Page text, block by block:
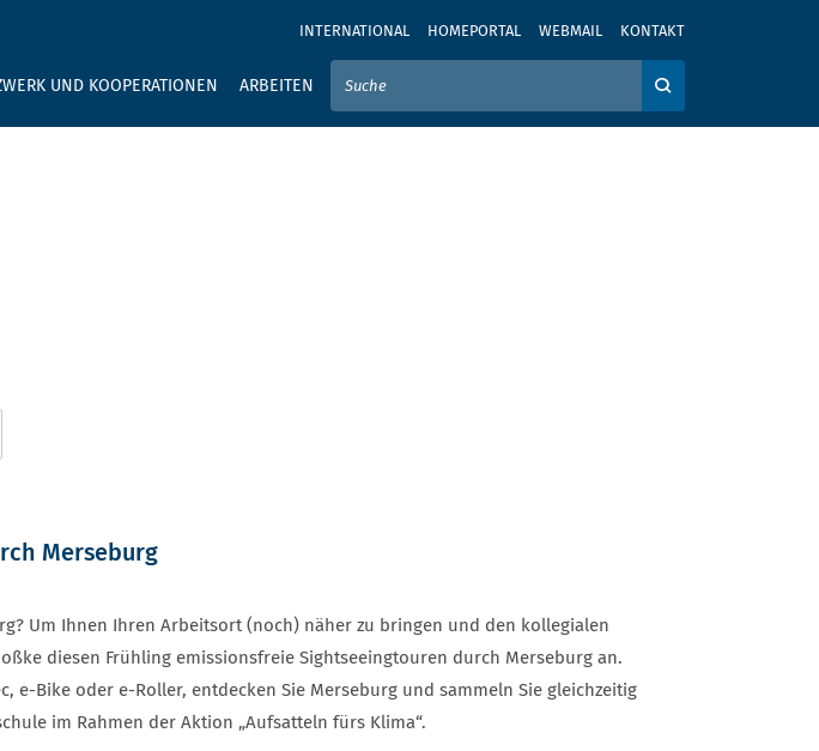
INTERNATIONAL HOMEPORTAL WEBMAIL KONTAKT
UND KOOPERATIONEN ARBEITEN
GEBEN SIE HIER IHREN SUCHBEGRIFF EIN
Merseburg
Um Ihnen Ihren Arbeitsort (noch) näher zu bringen und den kollegialen
diesen Frühling emissionsfreie Sightseeingtouren durch Merseburg an.
e-Bike oder e-Roller, entdecken Sie Merseburg und sammeln Sie gleichzeitig
im Rahmen der Aktion „Aufsatteln fürs Klima“.